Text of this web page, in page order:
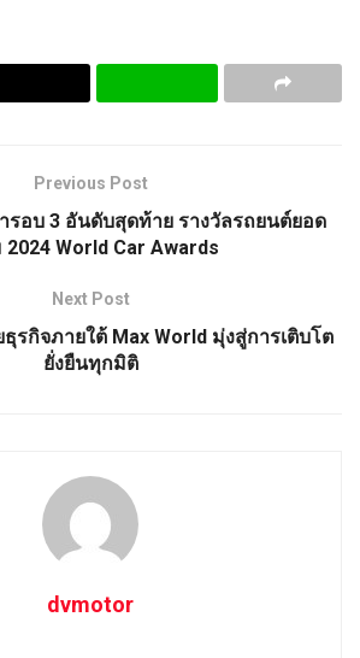
Previous Post
ารอบ 3 อันดับสุดท้าย รางวัลรถยนต์ยอด
2024 World Car Awards
Next Post
ธุรกิจภายใต้ Max World มุ่งสู่การเติบโต
ยั่งยืนทุกมิติ
dvmotor